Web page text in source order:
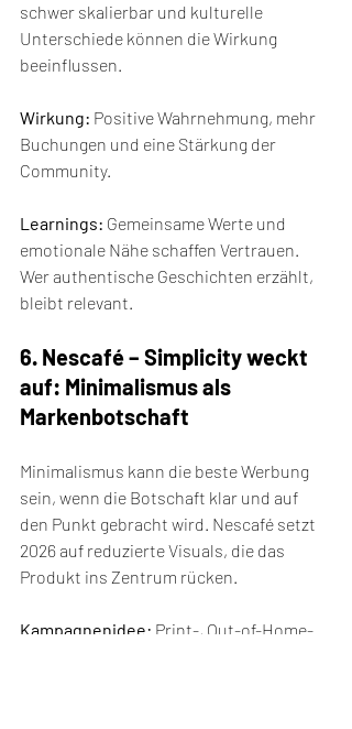
schwer skalierbar und kulturelle
Unterschiede können die Wirkung
beeinflussen.
Wirkung: Positive Wahrnehmung, mehr
Buchungen und eine Stärkung der
Community.
Learnings: Gemeinsame Werte und
emotionale Nähe schaffen Vertrauen.
Wer authentische Geschichten erzählt,
bleibt relevant.
6. Nescafé – Simplicity weckt
auf: Minimalismus als
Markenbotschaft
Minimalismus kann die beste Werbung
sein, wenn die Botschaft klar und auf
den Punkt gebracht wird. Nescafé setzt
2026 auf reduzierte Visuals, die das
Produkt ins Zentrum rücken.
Kampagnenidee: Print-, Out-of-Home-